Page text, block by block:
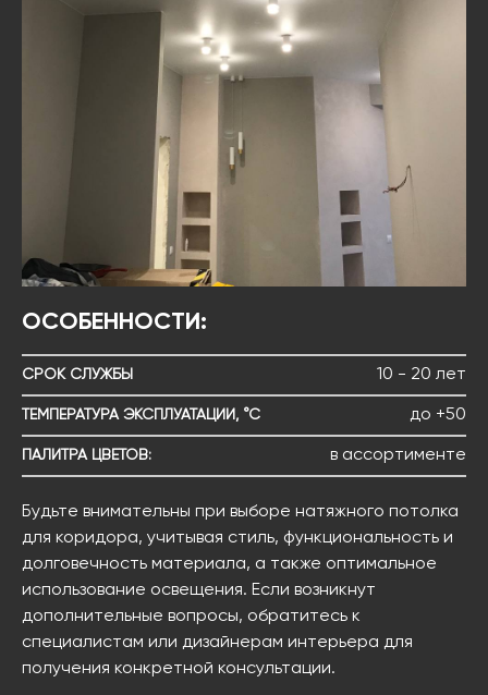
ОСОБЕННОСТИ:
СРОК СЛУЖБЫ 10 - 20 лет
ТЕМПЕРАТУРА ЭКСПЛУАТАЦИИ, °С до +50
ПАЛИТРА ЦВЕТОВ: в ассортименте
Будьте внимательны при выборе натяжного потолка
для коридора, учитывая стиль, функциональность и
долговечность материала, а также оптимальное
использование освещения. Если возникнут
дополнительные вопросы, обратитесь к
специалистам или дизайнерам интерьера для
получения конкретной консультации.